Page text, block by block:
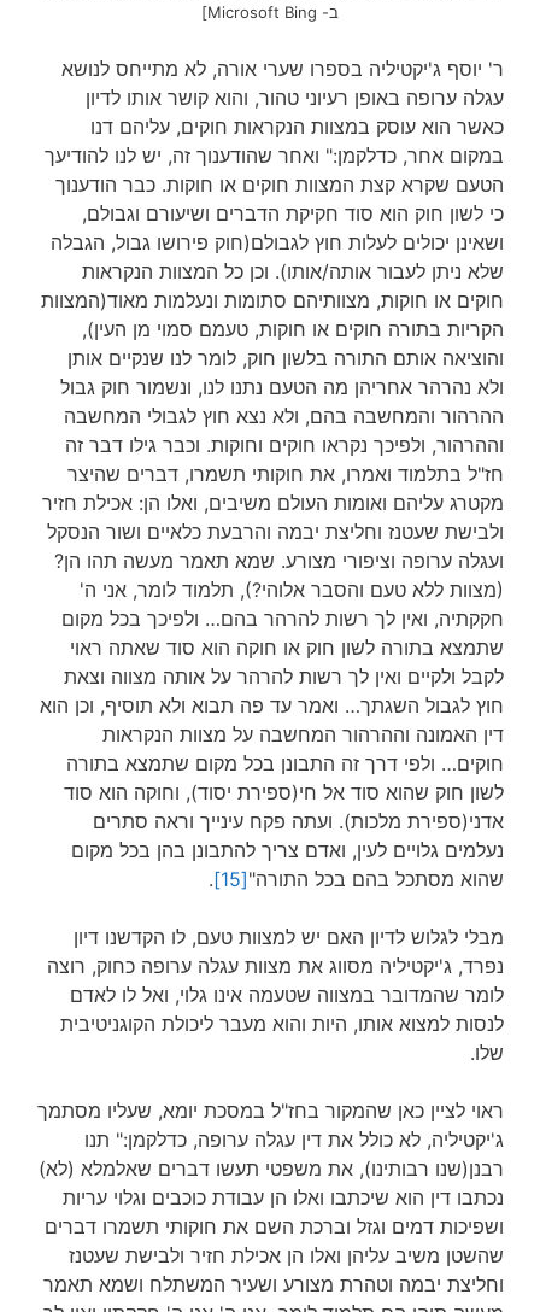
ב- Microsoft Bing]
ר' יוסף ג'יקטיליה בספרו שערי אורה, לא מתייחס לנושא
עגלה ערופה באופן רעיוני טהור, והוא קושר אותו לדיון
כאשר הוא עוסק במצוות הנקראות חוקים, עליהם דנו
במקום אחר, כדלקמן:" ואחר שהודענוך זה, יש לנו להודיעך
הטעם שקרא קצת המצוות חוקים או חוקות. כבר הודענוך
כי לשון חוק הוא סוד חקיקת הדברים ושיעורם וגבולם,
ושאינן יכולים לעלות חוץ לגבולם(חוק פירושו גבול, הגבלה
שלא ניתן לעבור אותה/אותו). וכן כל המצוות הנקראות
חוקים או חוקות, מצוותיהם סתומות ונעלמות מאוד(המצוות
הקריות בתורה חוקים או חוקות, טעמם סמוי מן העין),
והוציאה אותם התורה בלשון חוק, לומר לנו שנקיים אותן
ולא נהרהר אחריהן מה הטעם נתנו לנו, ונשמור חוק גבול
ההרהור והמחשבה בהם, ולא נצא חוץ לגבולי המחשבה
וההרהור, ולפיכך נקראו חוקים וחוקות. וכבר גילו דבר זה
חז"ל בתלמוד ואמרו, את חוקותי תשמרו, דברים שהיצר
מקטרג עליהם ואומות העולם משיבים, ואלו הן: אכילת חזיר
ולבישת שעטנז וחליצת יבמה והרבעת כלאיים ושור הנסקל
ועגלה ערופה וציפורי מצורע. שמא תאמר מעשה תהו הן?
(מצוות ללא טעם והסבר אלוהי?), תלמוד לומר, אני ה'
חקקתיה, ואין לך רשות להרהר בהם… ולפיכך בכל מקום
שתמצא בתורה לשון חוק או חוקה הוא סוד שאתה ראוי
לקבל ולקיים ואין לך רשות להרהר על אותה מצווה וצאת
חוץ לגבול השגתך… ואמר עד פה תבוא ולא תוסיף, וכן הוא
דין האמונה וההרהור המחשבה על מצוות הנקראות
חוקים… ולפי דרך זה התבונן בכל מקום שתמצא בתורה
לשון חוק שהוא סוד אל חי(ספירת יסוד), וחוקה הוא סוד
אדני(ספירת מלכות). ועתה פקח עינייך וראה סתרים
נעלמים גלויים לעין, ואדם צריך להתבונן בהן בכל מקום
שהוא מסתכל בהם בכל התורה"[15]
.
מבלי לגלוש לדיון האם יש למצוות טעם, לו הקדשנו דיון
נפרד, ג'יקטיליה מסווג את מצוות עגלה ערופה כחוק, רוצה
לומר שהמדובר במצווה שטעמה אינו גלוי, ואל לו לאדם
לנסות למצוא אותו, היות והוא מעבר ליכולת הקוגניטיבית
שלו.
ראוי לציין כאן שהמקור בחז"ל במסכת יומא, שעליו מסתמך
ג'יקטיליה, לא כולל את דין עגלה ערופה, כדלקמן:" תנו
רבנן(שנו רבותינו), את משפטי תעשו דברים שאלמלא (לא)
נכתבו דין הוא שיכתבו ואלו הן עבודת כוכבים וגלוי עריות
ושפיכות דמים וגזל וברכת השם את חוקותי תשמרו דברים
שהשטן משיב עליהן ואלו הן אכילת חזיר ולבישת שעטנז
וחליצת יבמה וטהרת מצורע ושעיר המשתלח ושמא תאמר